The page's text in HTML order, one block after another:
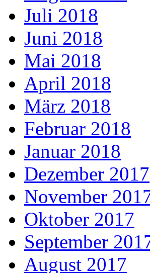
Juli 2018
Juni 2018
Mai 2018
April 2018
März 2018
Februar 2018
Januar 2018
Dezember 2017
November
Oktober 2017
September
August 2017